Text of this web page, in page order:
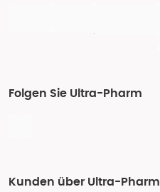
Folgen Sie Ultra-Pharm
Kunden über Ultra-Pharm